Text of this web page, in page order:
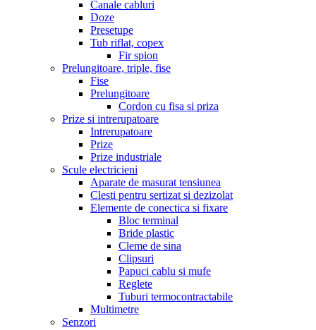
Canale cabluri
Doze
Presetupe
Tub riflat, copex
Fir spion
Prelungitoare, triple, fise
Fise
Prelungitoare
Cordon cu fisa si priza
Prize si intrerupatoare
Intrerupatoare
Prize
Prize industriale
Scule electricieni
Aparate de masurat tensiunea
Clesti pentru sertizat si dezizolat
Elemente de conectica si fixare
Bloc terminal
Bride plastic
Cleme de sina
Clipsuri
Papuci cablu si mufe
Reglete
Tuburi termocontractabile
Multimetre
Senzori